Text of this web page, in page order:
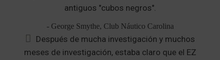
antiguos "cubos negros".
- George Smythe, Club Náutico Carolina
Después de mucha investigación y muchos
meses de investigación, estaba claro que el EZ